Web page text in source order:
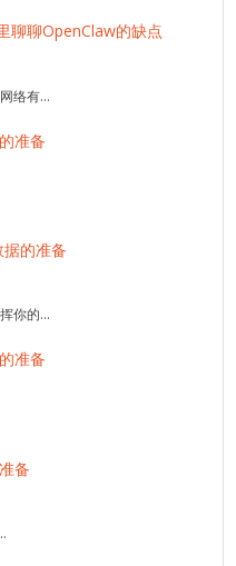
聊聊OpenClaw的缺点
络有…
准备
的准备
你的…
准备
备